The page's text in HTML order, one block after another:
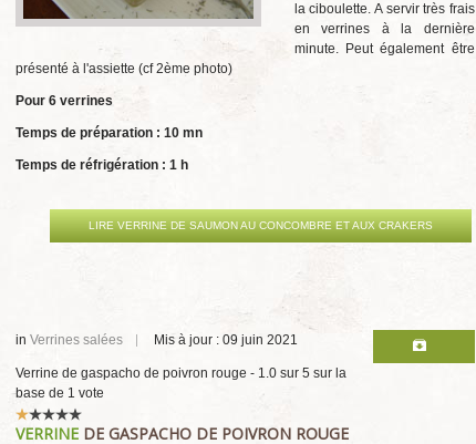
la ciboulette. A servir très frais
en verrines à la dernière
minute. Peut également être
présenté à l'assiette (cf 2ème photo)
Pour 6 verrines
Temps de préparation : 10 mn
Temps de réfrigération : 1 h
LIRE VERRINE DE SAUMON AU CONCOMBRE ET AUX CRAKERS
inVerrines salées Mis à jour : 09 juin 2021
Verrine de gaspacho de poivron rouge - 1.0 sur5 sur la
base de 1 vote
Vote
utilisateur: 1/5
VERRINE DE GASPACHO DE POIVRON ROUGE